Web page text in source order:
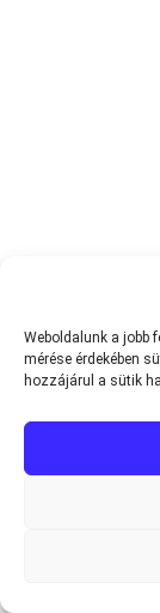
Weboldalunk a
mérése érdekében
hozzájárul a sütik